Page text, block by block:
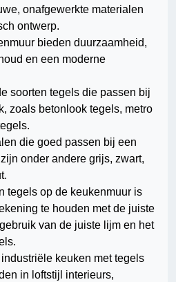
onafgewerkte materialen
ontwerp.
bieden duurzaamheid,
en een moderne
soorten tegels die passen bij
zoals betonlook tegels, metro
die goed passen bij een
onder andere grijs, zwart,
tegels op de keukenmuur is
te houden met de juiste
van de juiste lijm en het
keuken met tegels
in loftstijl interieurs,